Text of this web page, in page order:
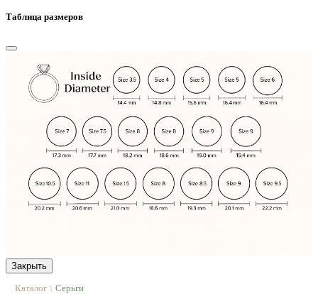
Таблица размеров
Закрыть
Каталог | Серьги